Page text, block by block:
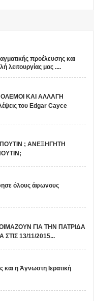
προέλευσης και
λειτουργίας μας ....
ΚΑΙ ΑΛΛΑΓΗ
του Edgar Cayce
; ΑΝΕΞΗΓΗΤΗ
όλους άφωνους
ΓΙΑ ΤΗΝ ΠΑΤΡΙΔΑ
13/11/2015...
η Άγνωστη Ιερατική